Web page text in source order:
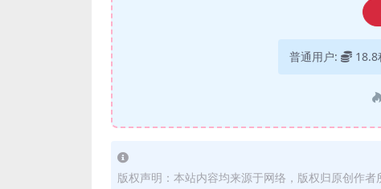
普通用户: 18.8
版权声明：本站内容均来源于网络，版权归原创作者